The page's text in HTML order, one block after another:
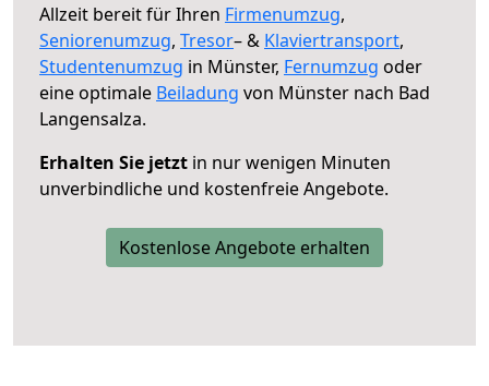
Allzeit bereit für Ihren Firmenumzug,
Seniorenumzug, Tresor– & Klaviertransport,
Studentenumzug in Münster, Fernumzug oder
eine optimale Beiladung von Münster nach Bad
Langensalza.
Erhalten Sie jetzt in nur wenigen Minuten
unverbindliche und kostenfreie Angebote.
Kostenlose Angebote erhalten